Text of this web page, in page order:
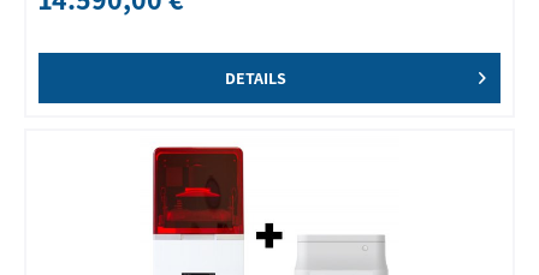
DETAILS